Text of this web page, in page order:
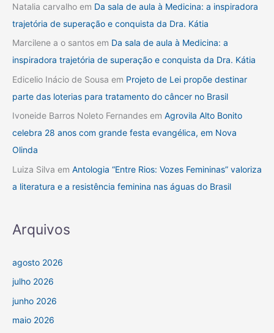
Natalia carvalho em Da sala de aula à Medicina: a inspiradora
trajetória de superação e conquista da Dra. Kátia
Marcilene a o santos em Da sala de aula à Medicina: a
inspiradora trajetória de superação e conquista da Dra. Kátia
Edicelio Inácio de Sousa em Projeto de Lei propõe destinar
parte das loterias para tratamento do câncer no Brasil
Ivoneide Barros Noleto Fernandes em Agrovila Alto Bonito
celebra 28 anos com grande festa evangélica, em Nova
Olinda
Luiza Silva em Antologia “Entre Rios: Vozes Femininas” valoriza
a literatura e a resistência feminina nas águas do Brasil
Arquivos
agosto 2026
julho 2026
junho 2026
maio 2026